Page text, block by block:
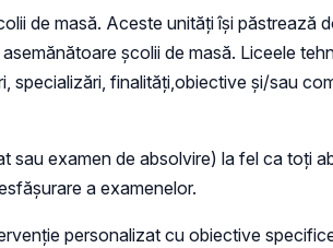
de masă. Aceste unităţi îşi păstrează
şcolii de masă. Liceele
specializări, finalităţi,obiective şi/sau
sau examen de absolvire) la fel ca toţi
a examenelor.
personalizat cu obiective